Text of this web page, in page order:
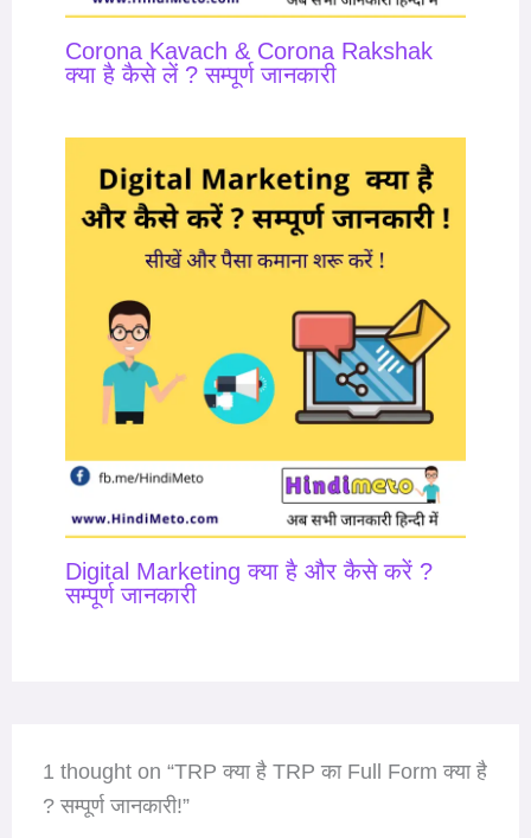
Corona Kavach & Corona Rakshak
क्या है कैसे लें ? सम्पूर्ण जानकारी
Digital Marketing क्या है और कैसे करें ?
सम्पूर्ण जानकारी
1 thought on “TRP क्या है TRP का Full Form क्या है
? सम्पूर्ण जानकारी!”